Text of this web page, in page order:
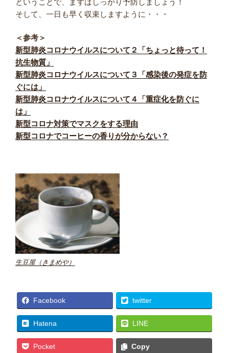
そして、一日も早く収束しますように・・・
＜参考＞
新型肺炎コロナウイルスについて２「ちょっと待って！
抗生物質」
新型肺炎コロナウイルスについて３「感染後の発症を防
ぐには」
新型肺炎コロナウイルスについて４「重症化を防ぐに
は」
新型コロナ対策でマスクをする理由
新型コロナでコーヒーの香りが分からない？
生豆屋（きまめや）
Facebook twitter
Hatena LINE
Pocket Copy